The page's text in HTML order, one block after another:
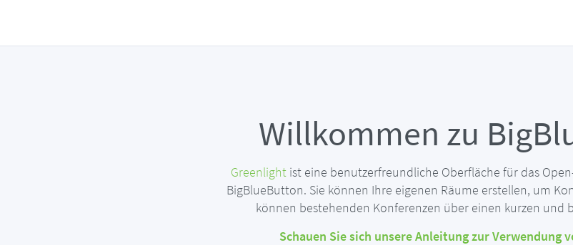
Willkommen zu
Greenlight ist eine benutzerfreundliche Oberfläche für das
BigBlueButton. Sie können Ihre eigenen Räume erstellen, um
können bestehenden Konferenzen über einen kurzen und
Schauen Sie sich unsere Anleitung zur Verwendung